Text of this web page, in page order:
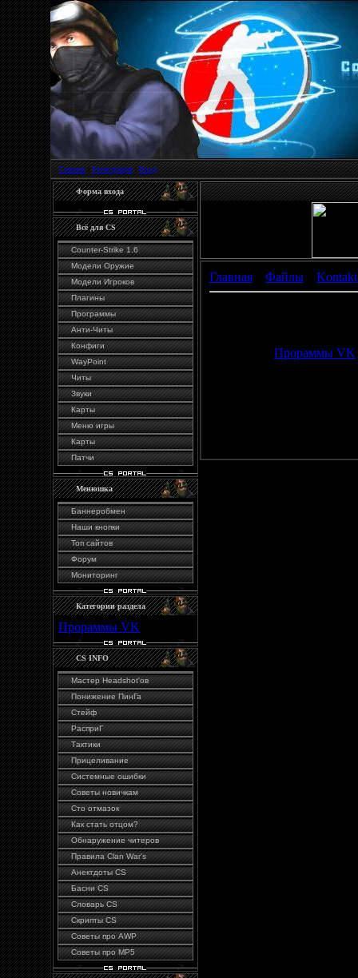
Главная|Регистрация|Вход
Форма входа
Всё для CS
Counter-Strike 1.6
Модели Оружие
Модели Игроков
Плагины
Программы
Анти-Читы
Конфиги
WayPoint
Читы
Звуки
Карты
Меню игры
Карты
Патчи
Менюшка
Баннеробмен
Наши кнопки
Топ сайтов
Форум
Мониторинг
Категории раздела
Прораммы VK
CS INFO
Мастер Headshot'ов
Понижение ПинГа
Стейф
РасприГ
Тактики
Прицеливание
Системные ошибки
Советы новичкам
Сто отмазок
Как стать отцом?
Обнаружение читеров
Правила Сlan War's
Анектдоты CS
Басни CS
Словарь CS
Скрипты CS
Советы про AWP
Советы про MP5
Главная Файлы Kontakt
Прораммы VK